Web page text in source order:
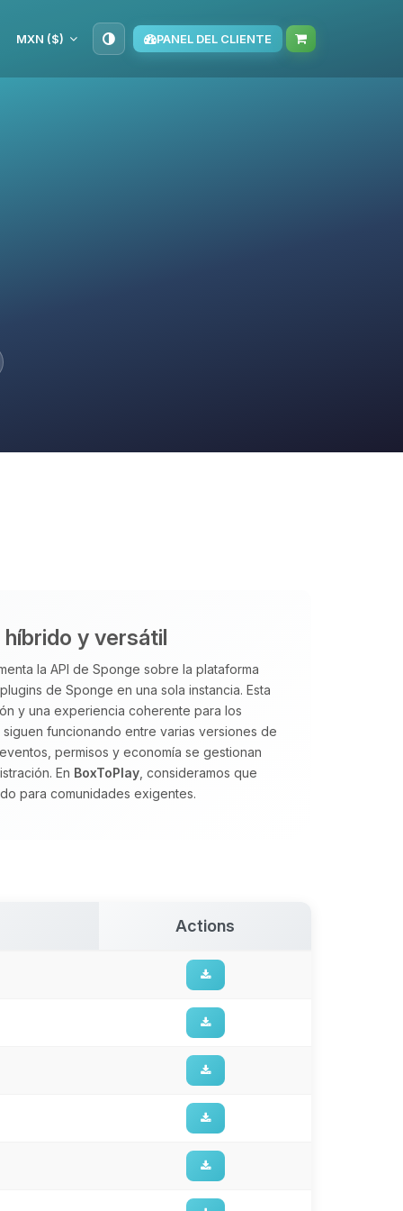
MXN ($) PANEL DEL CLIENTE
y versátil
la API de Sponge sobre la plataforma
de Sponge en una sola instancia. Esta
y una experiencia coherente para los
funcionando entre varias versiones de
permisos y economía se gestionan
En BoxToPlay , consideramos que
para comunidades exigentes.
Actions